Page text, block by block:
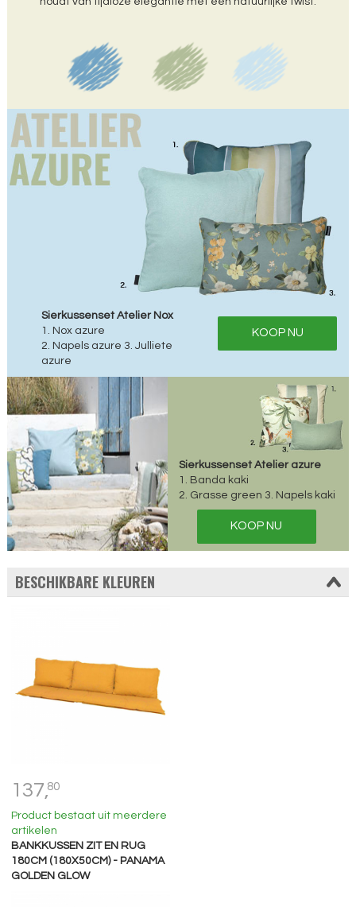
Sierkussenset Atelier Nox
1. Nox azure
2. Napels azure 3. Julliete
azure
KOOP NU
Sierkussenset Atelier azure
1. Banda kaki
2. Grasse green 3. Napels kaki
KOOP NU
BESCHIKBARE KLEUREN
137,80
Product bestaat uit meerdere
artikelen
BANKKUSSEN ZIT EN RUG
180CM (180X50CM) - PANAMA
GOLDEN GLOW